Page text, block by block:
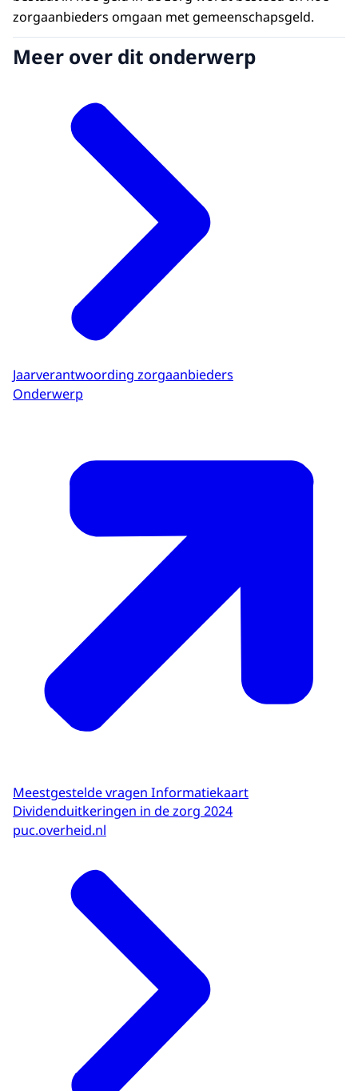
zorgaanbieders omgaan met gemeenschapsgeld.
Meer over dit onderwerp
Jaarverantwoording zorgaanbieders
Onderwerp
Meestgestelde vragen Informatiekaart
Dividenduitkeringen in de zorg 2024
puc.overheid.nl